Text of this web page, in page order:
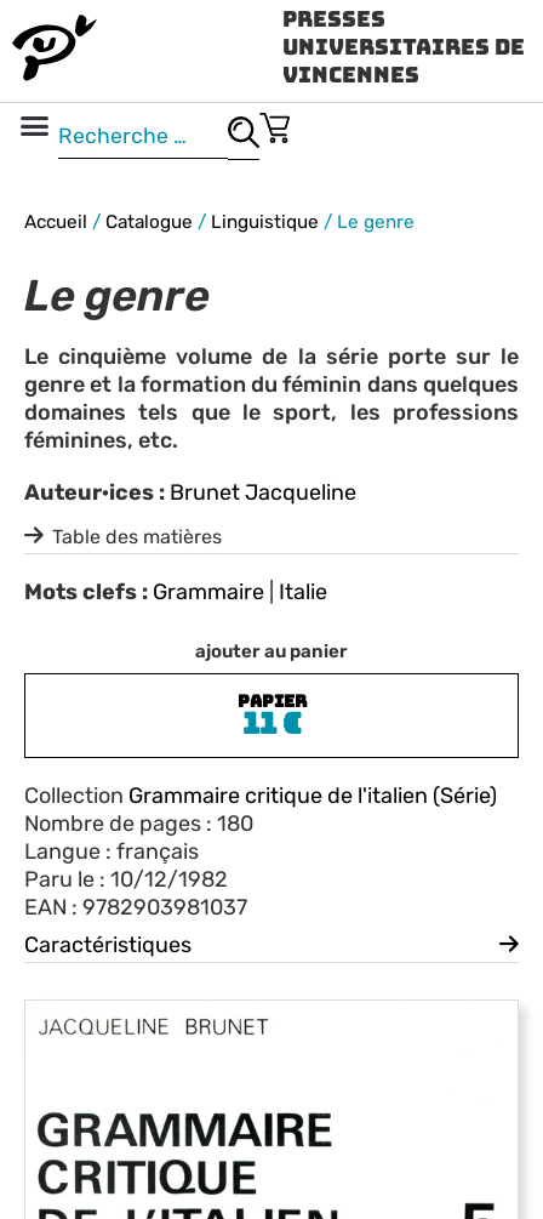
Presses
Universitaires de
Vincennes
Accueil / Catalogue / Linguistique / Le genre
ajouter au panier
PAPIER
11€
Collection Grammaire critique de l'italien (Série)
Nombre de pages : 180
Langue : français
Paru le : 10/12/1982
EAN : 9782903981037
Caractéristiques
Le genre
Le cinquième volume de la série porte sur le
genre et la formation du féminin dans quelques
domaines tels que le sport, les professions
féminines, etc.
Auteur·ices : Brunet Jacqueline
Table des matières
Mots clefs : Grammaire Italie